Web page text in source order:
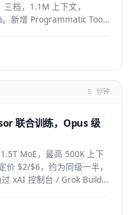
档，1.1M 上下文，
新增 Programmatic Tool
5 分钟
联合训练，Opus 级
MoE，最高 500K 上下
$2/$6，约为同级一半，
xAI 控制台 / Grok Build /